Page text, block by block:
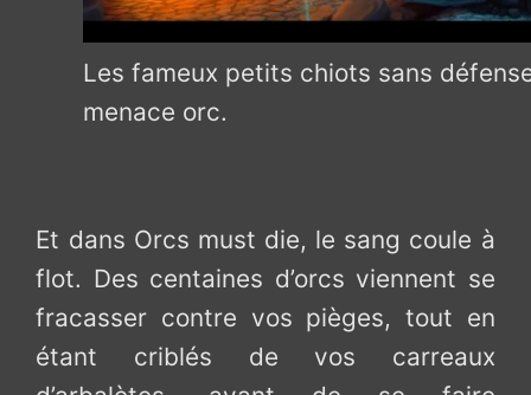
Les fameux petits chiots sans
menace orc.
Et dans Orcs must die, le sang coule à
flot. Des centaines d’orcs viennent se
fracasser contre vos pièges, tout en
étant criblés de vos carreaux